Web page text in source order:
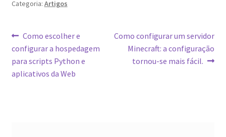
Categoria: Artigos
Post
navigation
Post
anterior:
Como escolher e
configurar a hospedagem
para scripts Python e
aplicativos da Web
Próximo
post:
Como configurar um servidor
Minecraft: a configuração
tornou-se mais fácil.